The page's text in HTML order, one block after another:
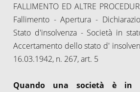
FALLIMENTO ED ALTRE
Fallimento - Apertura -
Stato d'insolvenza - Società in
Accertamento dello stato d'
16.03.1942, n. 267, art. 5
Quando una società è in